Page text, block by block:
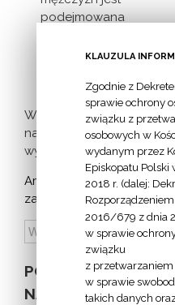
podejmowana
milczącej [...]
Więcej
nadchodzących
wydarzeń >
Archiwum
zapowiedzi:
POZOSTAŁE
NA STRONIE
KLAUZULA
Zgodnie z
sprawie ochrony
związku z
osobowych w
wydanym przez
Episkopatu Polski
2018 r. (dalej:
Rozporządzeniem
2016/679 z dnia
w sprawie
związku
z
w sprawie
takich danych